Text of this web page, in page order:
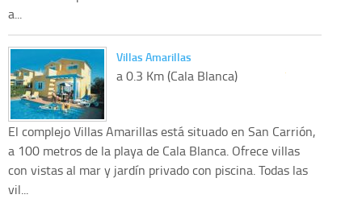
a...
Villas Amarillas
a 0.3 Km (Cala Blanca)
El complejo Villas Amarillas está situado en San Carrión,
a 100 metros de la playa de Cala Blanca. Ofrece villas
con vistas al mar y jardín privado con piscina. Todas las
vil...